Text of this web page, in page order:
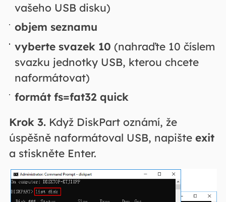
vašeho USB disku)
objem seznamu
vyberte svazek 10 (nahraďte 10 číslem
svazku jednotky USB, kterou chcete
naformátovat)
formát fs=fat32 quick
Krok 3.Když DiskPart oznámí, že
úspěšně naformátoval USB, napište exit
a stiskněte Enter.